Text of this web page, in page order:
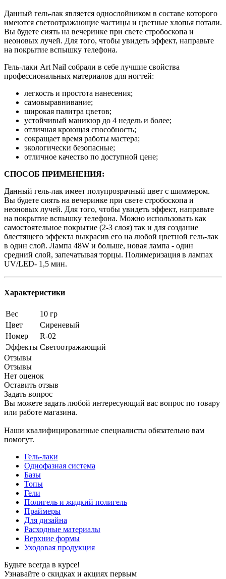
Данный гель-лак является однослойником в составе которого
имеются светоотражающие частицы и цветные хлопья потали.
Вы будете сиять на вечеринке при свете стробоскопа и
неоновых лучей. Для того, чтобы увидеть эффект, направьте
на покрытие вспышку телефона.
Гель-лаки Art Nail собрали в себе лучшие свойства
профессиональных материалов для ногтей:
легкость и простота нанесения;
самовыравнивание;
широкая палитра цветов;
устойчивый маникюр до 4 недель и более;
отличная кроющая способность;
сокращает время работы мастера;
экологически безопасные;
отличное качество по доступной цене;
СПОСОБ ПРИМЕНЕНИЯ:
Данный гель-лак имеет полупрозрачный цвет с шиммером.
Вы будете сиять на вечеринке при свете стробоскопа и
неоновых лучей. Для того, чтобы увидеть эффект, направьте
на покрытие вспышку телефона. Можно использовать как
самостоятельное покрытие (2-3 слоя) так и для создание
блестящего эффекта выкрасив его на любой цветной гель-лак
в один слой. Лампа 48W и больше, новая лампа - один
средний слой, запечатывая торцы. Полимеризация в лампах
UV/LED- 1,5 мин.
Характеристики
Вес
10 гр
Цвет
Сиреневый
Номер
R-02
Эффекты Светоотражающий
Отзывы
Отзывы
Нет оценок
Оставить отзыв
Задать вопрос
Вы можете задать любой интересующий вас вопрос по товару
или работе магазина.
Наши квалифицированные специалисты обязательно вам
помогут.
Гель-лаки
Однофазная система
Базы
Топы
Гели
Полигель и жидкий полигель
Праймеры
Для дизайна
Расходные материалы
Верхние формы
Уходовая продукция
Будьте всегда в курсе!
Узнавайте о скидках и акциях первым